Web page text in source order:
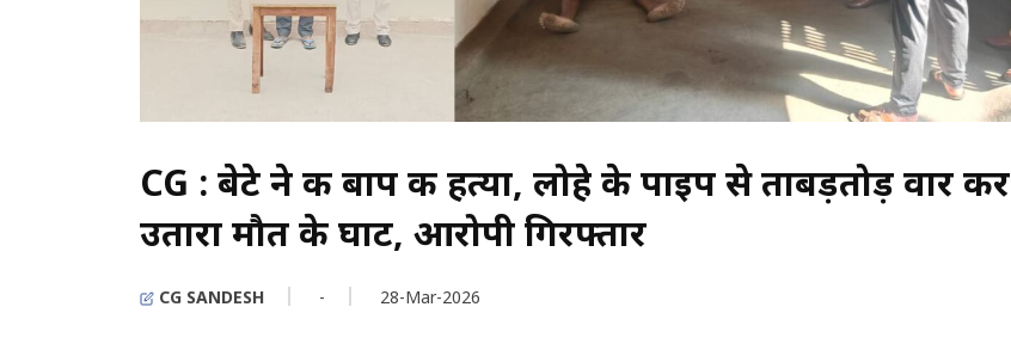
CG : बेटे ने की बाप की हत्या, लोहे के पाइप से ताबड़तोड़ वार कर
उतारा मौत के घाट, आरोपी गिरफ्तार
CG SANDESH - 28-Mar-2026